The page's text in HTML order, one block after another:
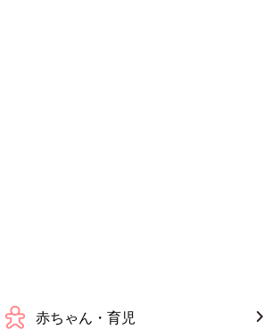
赤ちゃん・育児